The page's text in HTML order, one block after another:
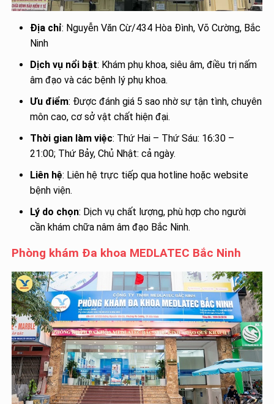
Địa chỉ: Nguyễn Văn Cừ/434 Hòa Đình, Võ Cường, Bắc
Ninh
Dịch vụ nổi bật: Khám phụ khoa, siêu âm, điều trị nấm
âm đạo và các bệnh lý phụ khoa.
Ưu điểm: Được đánh giá 5 sao nhờ sự tận tình, chuyên
môn cao, cơ sở vật chất hiện đại.
Thời gian làm việc: Thứ Hai – Thứ Sáu: 16:30 –
21:00; Thứ Bảy, Chủ Nhật: cả ngày.
Liên hệ: Liên hệ trực tiếp qua hotline hoặc website
bệnh viện.
Lý do chọn: Dịch vụ chất lượng, phù hợp cho người
cần khám chữa nâm âm đạo Bắc Ninh.
Phòng khám Đa khoa MEDLATEC Bắc Ninh